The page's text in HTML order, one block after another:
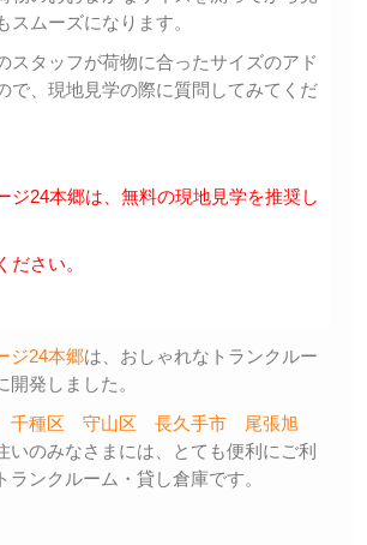
スムーズになります。
スタッフが荷物に合ったサイズのアド
で、現地見学の際に質問してみてくだ
ジ24本郷は、無料の現地見学を推奨し
ださい。
ジ24本郷は、おしゃれなトランクルー
開発しました。
千種区 守山区 長久手市
尾張旭
いのみなさまには、とても便利にご利
ランクルーム・貸し倉庫です。